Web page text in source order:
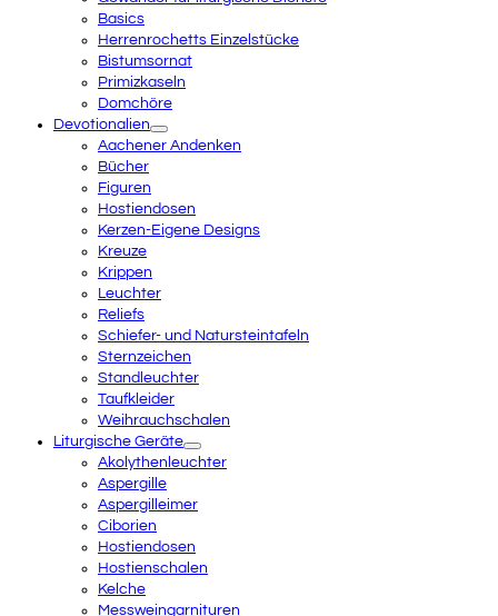
Basics
Herrenrochetts Einzelstücke
Bistumsornat
Primizkaseln
Domchöre
Devotionalien
Aachener Andenken
Bücher
Figuren
Hostiendosen
Kerzen-Eigene Designs
Kreuze
Krippen
Leuchter
Reliefs
Schiefer- und Natursteintafeln
Sternzeichen
Standleuchter
Taufkleider
Weihrauchschalen
Liturgische Geräte
Akolythenleuchter
Aspergille
Aspergilleimer
Ciborien
Hostiendosen
Hostienschalen
Kelche
Messweingarnituren